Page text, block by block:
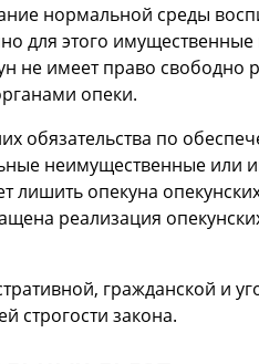
нормальной среды
для этого имущественные
не имеет право свободно
опеки.
обязательства по
неимущественные или
лишить опекуна
реализация
гражданской и
строгости закона.